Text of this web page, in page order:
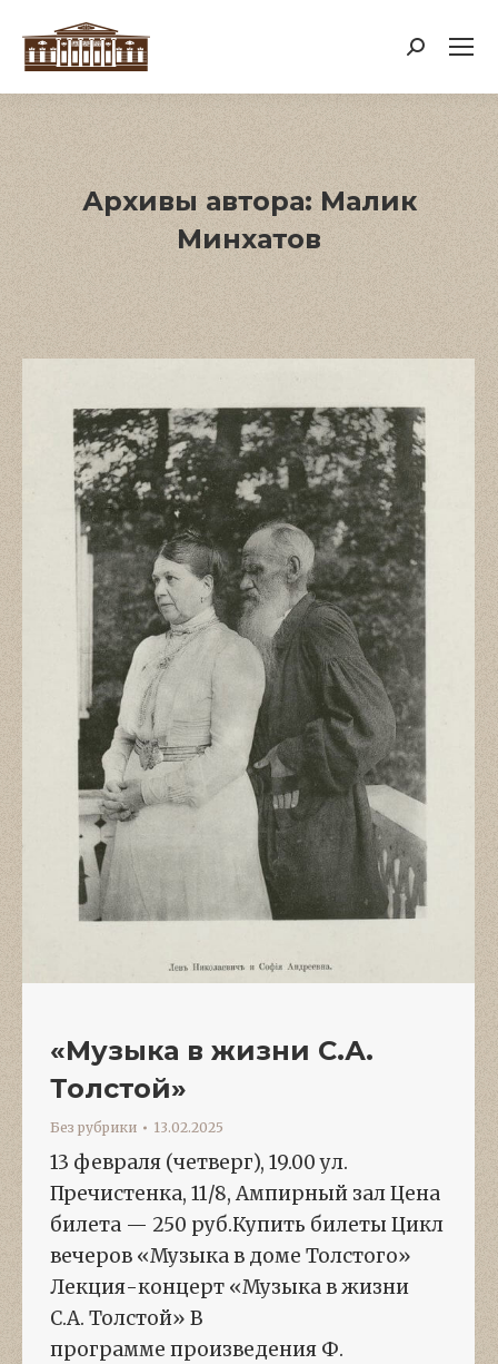
Поиск:
Архивы автора: Малик
Минхатов
«Музыка в жизни С.А.
Толстой»
Без рубрики 13.02.2025
13 февраля (четверг), 19.00 ул.
Пречистенка, 11/8, Ампирный зал Цена
билета — 250 руб.Купить билеты Цикл
вечеров «Музыка в доме Толстого»
Лекция-концерт «Музыка в жизни
С.А. Толстой» В
программе произведения Ф.